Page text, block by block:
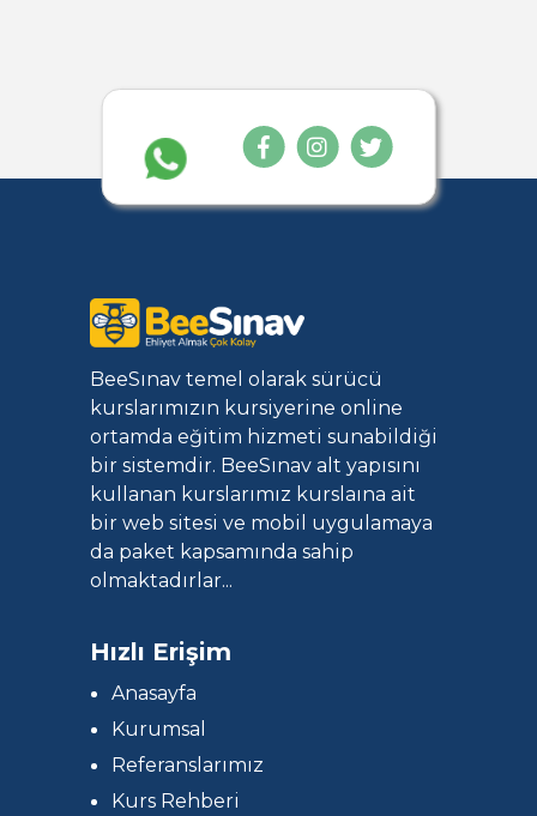
BeeSınav temel olarak sürücü
kurslarımızın kursiyerine online
ortamda eğitim hizmeti sunabildiği
bir sistemdir. BeeSınav alt yapısını
kullanan kurslarımız kurslaına ait
bir web sitesi ve mobil uygulamaya
da paket kapsamında sahip
olmaktadırlar...
Hızlı Erişim
Anasayfa
Kurumsal
Referanslarımız
Kurs Rehberi